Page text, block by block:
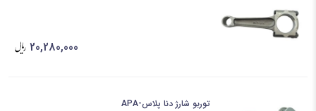
20,280,000
توربو شارژ دنا پلاس-APA